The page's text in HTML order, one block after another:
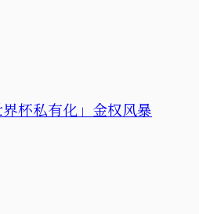
杯私有化」金权风暴